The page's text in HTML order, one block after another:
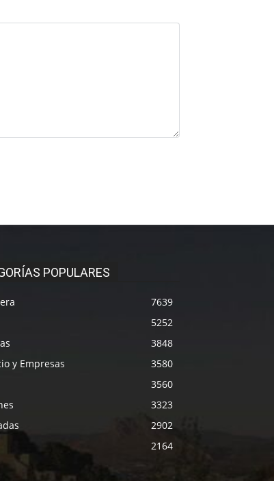
POPULARES
7639
5252
3848
y Empresas
3580
3560
3323
2902
2164